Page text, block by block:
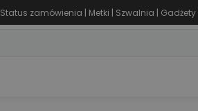
Status zamówienia | Metki | Szwalnia | Gadżety